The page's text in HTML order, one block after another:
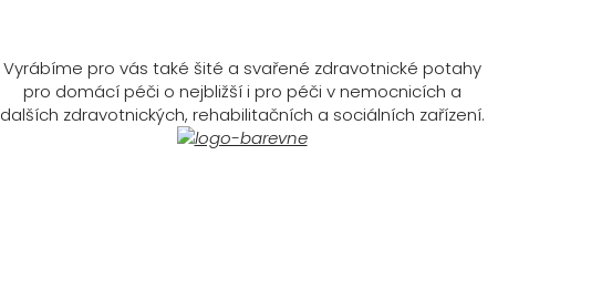
Vyrábíme pro vás také šité a svařené zdravotnické potahy
pro domácí péči o nejbližší i pro péči v nemocnicích a
dalších zdravotnických, rehabilitačních a sociálních zařízení.